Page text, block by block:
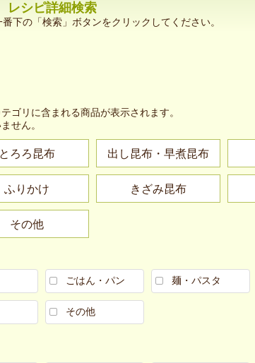
レシピ詳細検索
下の「検索」ボタンをクリックしてください。
ゴリに含まれる商品が表示されます。
せん。
とろろ昆布 出し昆布・早煮昆布
ふりかけ きざみ昆布
その他
ごはん・パン 麺・パスタ
その他